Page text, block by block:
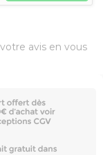
avis en vous